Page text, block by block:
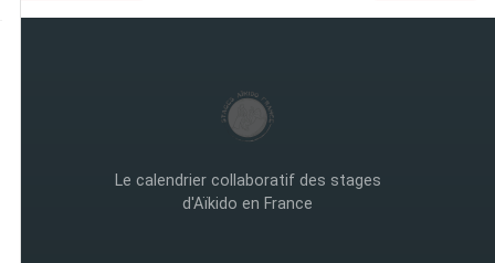
Le calendrier collaboratif des stages
d'Aïkido en France